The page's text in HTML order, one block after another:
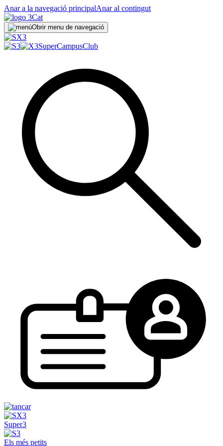
Anar a la navegació principalAnar al contingut
Obrir menu de navegació
SuperCampusClub
Super3
Els més petits